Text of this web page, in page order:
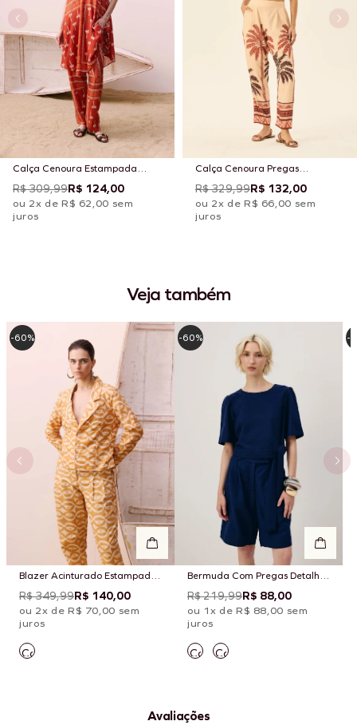
Calça Cenoura Estampada
Tauari
R$ 309,99R$ 124,00
ou 2x de R$ 62,00 sem
juros
Calça Cenoura Pregas
Estampada Marajoara
R$ 329,99R$ 132,00
ou 2x de R$ 66,00 sem
juros
Veja também
Blazer Acinturado Estampado
Kakawa
R$ 349,99R$ 140,00
ou 2x de R$ 70,00 sem
juros
-60%
Bermuda Com Pregas Detalhe
Cós
R$ 219,99R$ 88,00
ou 1x de R$ 88,00 sem
juros
-60% -
Avaliações